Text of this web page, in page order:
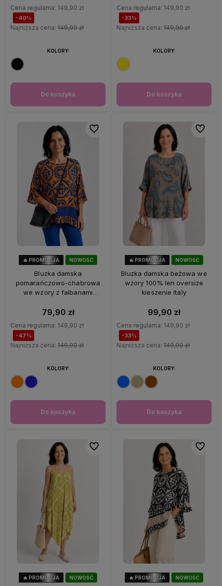
Cena regularna: 149,90 zł
-40%
Najniższa cena: 149,90 zł
Do koszyka
KOLORY:
Cena regularna: 149,90 zł
-33%
Najniższa cena: 149,90 zł
Do koszyka
KOLORY:
NOWOŚĆ
🔥 PROMOCJA
Bluzka damska
pomarańczowo-chabrowa
we wzory z falbanami
79,90 zł
Cena regularna: 149,90 zł
-47%
Najniższa cena: 149,90 zł
Do koszyka
KOLORY:
Do ulubionych
NOWOŚĆ
OKAZJA
🔥 PROMOCJA
Bluzka damska beżowa we
wzory 100% len oversize
kieszenie Italy
99,90 zł
Cena regularna: 149,90 zł
-33%
Najniższa cena: 149,90 zł
Do koszyka
KOLORY:
Do
NOWOŚĆ
🔥 PROMOCJA
Do ulubionych
NOWOŚĆ
🔥 PROMOCJA
Do